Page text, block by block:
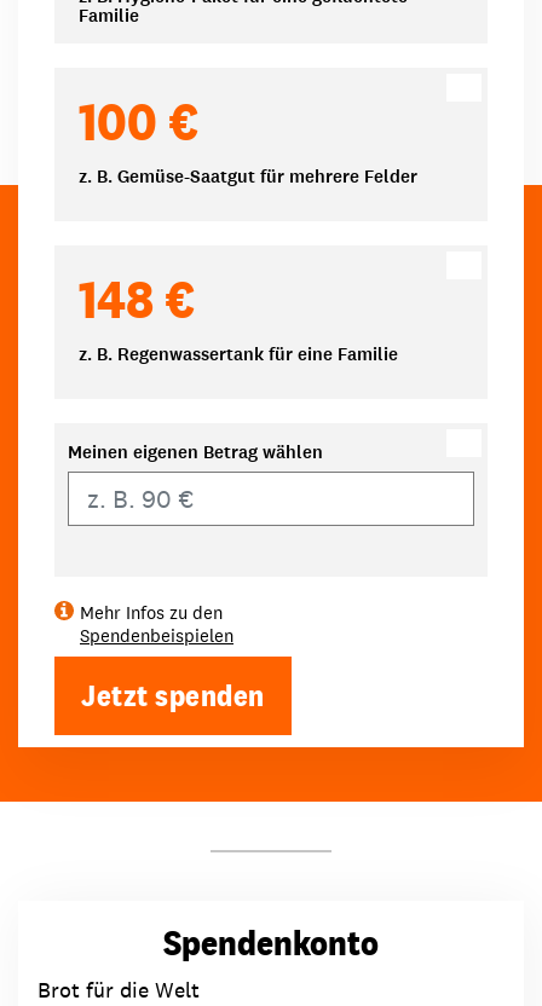
Familie
100 €
z. B. Gemüse-Saatgut für mehrere Felder
148 €
z. B. Regenwassertank für eine Familie
Meinen eigenen Betrag wählen
Mehr Infos zu den
Spendenbeispielen
Jetzt spenden
Spendenkonto
Brot für die Welt